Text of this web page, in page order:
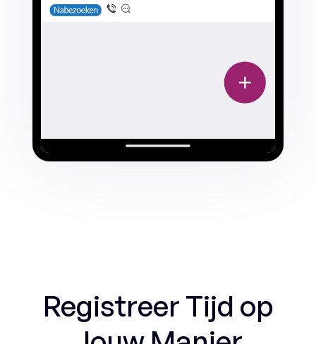
Registreer Tijd op